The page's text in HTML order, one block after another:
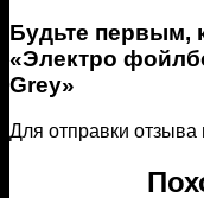
Будьте первым,
«Электро
Grey»
Для отправки